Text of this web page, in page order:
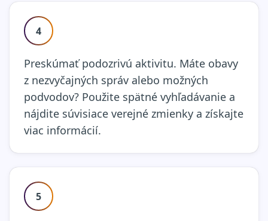
4
Preskúmať podozrivú aktivitu. Máte obavy
z nezvyčajných správ alebo možných
podvodov? Použite spätné vyhľadávanie a
nájdite súvisiace verejné zmienky a získajte
viac informácií.
5